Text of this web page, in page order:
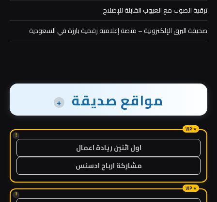
ترقية الصوت مع العيوب القابلة للإصلاح
صحيفة البرق الإلكترونية – منصة إعلامية رقمية بارزة في السعودية
مواقع صديقة +
!
اول اثنين ريادة اعمال
مشاركة ارباح ادسنس
!